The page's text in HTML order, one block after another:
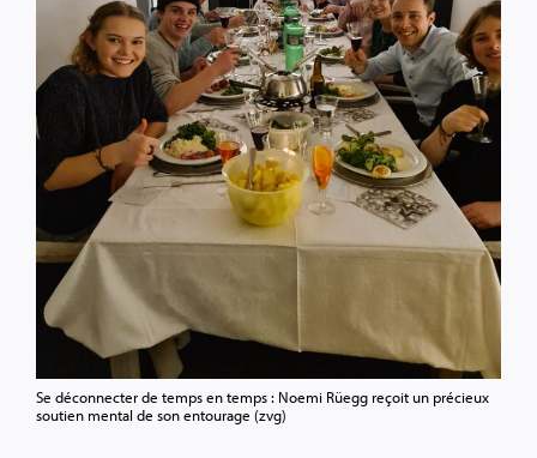
Se déconnecter de temps en temps : Noemi Rüegg reçoit un précieux
soutien mental de son entourage (zvg)